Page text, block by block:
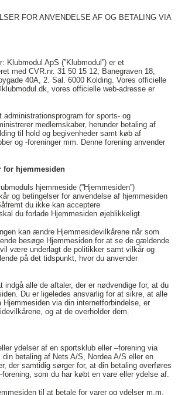
FOR ANVENDELSE AF OG BETALING VIA
Klubmodul ApS (”Klubmodul”) er et
med CVR.nr. 31 50 15 12, Banegraven 18,
40A, 2. Sal. 6000 Kolding. Vores officielle
vores officielle web-adresse er
administrationsprogram for sports- og
medlemskaber, herunder betaling af
til hold og begivenheder samt køb af
og -foreninger mm. Denne forening anvender
for hjemmesiden
hjemmeside (”Hjemmesiden”)
og betingelser for anvendelse af hjemmesiden
du ikke kan acceptere
du forlade Hjemmesiden øjeblikkeligt.
kan ændre Hjemmesidevilkårene når som
besøge Hjemmesiden for at se de gældende
være underlagt de politikker samt vilkår og
på det tidspunkt, hvor du anvender
indgå alle de aftaler, der er nødvendige for, at du
Du er ligeledes ansvarlig for at sikre, at alle
Hjemmesiden via din internetforbindelse, er
og at de overholder dem.
ydelser af en sportsklub eller –forening via
betaling af Nets A/S, Nordea A/S eller en
der samtidig sørger for, at din betaling overføres
som du har købt en vare eller ydelse af.
til at betale for varer og ydelser m.m.